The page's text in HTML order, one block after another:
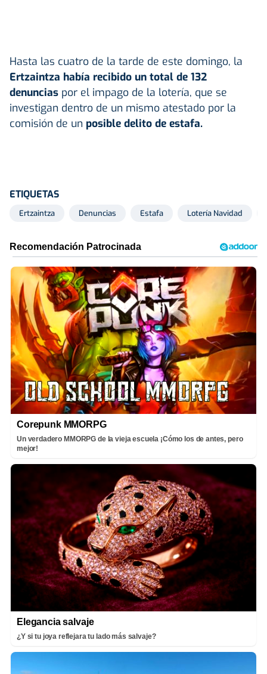
Hasta las cuatro de la tarde de este domingo, la
Ertzaintza había recibido un total de 132
denuncias por el impago de la lotería, que se
investigan dentro de un mismo atestado por la
comisión de un posible delito de estafa.
ETIQUETAS
Ertzaintza Denuncias Estafa Lotería Navidad
Corepunk MMORPG
Un verdadero MMORPG de la vieja escuela ¡Cómo los de antes, pero
mejor!
Elegancia salvaje
¿Y si tu joya reflejara tu lado más salvaje?